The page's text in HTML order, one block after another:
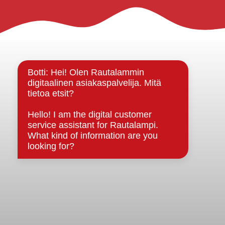
Rautalammin kunta
Strategiat, ohjelmat, ohjeet, suunnitelmat, säännöt ja
sopimukset
Asiakirjajulkisuuskuvaus
Evästeet
Saavutettavuusseloste
Tietosuoja
Tietosuojaselosteet